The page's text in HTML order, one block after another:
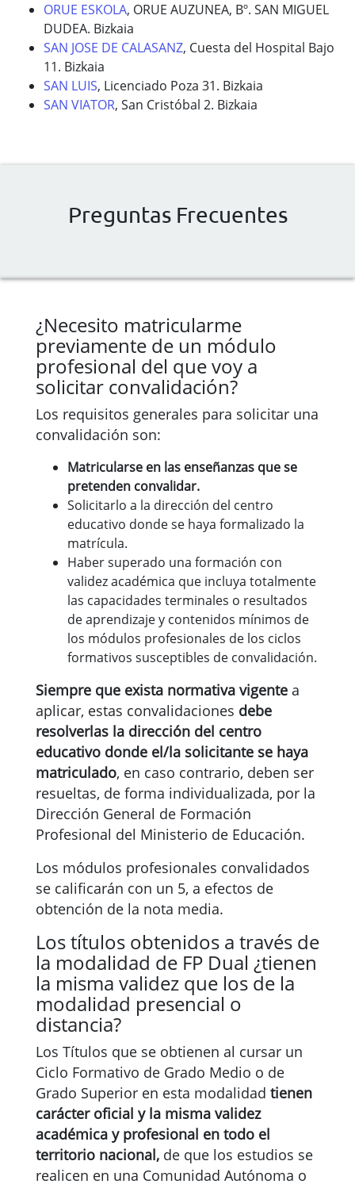
ORUE ESKOLA, ORUE AUZUNEA, Bº. SAN MIGUEL
DUDEA. Bizkaia
SAN JOSE DE CALASANZ, Cuesta del Hospital Bajo
11. Bizkaia
SAN LUIS, Licenciado Poza 31. Bizkaia
SAN VIATOR, San Cristóbal 2. Bizkaia
Preguntas Frecuentes
¿Necesito matricularme
previamente de un módulo
profesional del que voy a
solicitar convalidación?
Los requisitos generales para solicitar una
convalidación son:
Matricularse en las enseñanzas que se
pretenden convalidar.
Solicitarlo a la dirección del centro
educativo donde se haya formalizado la
matrícula.
Haber superado una formación con
validez académica que incluya totalmente
las capacidades terminales o resultados
de aprendizaje y contenidos mínimos de
los módulos profesionales de los ciclos
formativos susceptibles de convalidación.
Siempre que exista normativa vigente a
aplicar, estas convalidaciones debe
resolverlas la dirección del centro
educativo donde el/la solicitante se haya
matriculado, en caso contrario, deben ser
resueltas, de forma individualizada, por la
Dirección General de Formación
Profesional del Ministerio de Educación.
Los módulos profesionales convalidados
se calificarán con un 5, a efectos de
obtención de la nota media.
Los títulos obtenidos a través de
la modalidad de FP Dual ¿tienen
la misma validez que los de la
modalidad presencial o
distancia?
Los Títulos que se obtienen al cursar un
Ciclo Formativo de Grado Medio o de
Grado Superior en esta modalidad tienen
carácter oficial y la misma validez
académica y profesional en todo el
territorio nacional, de que los estudios se
realicen en una Comunidad Autónoma o